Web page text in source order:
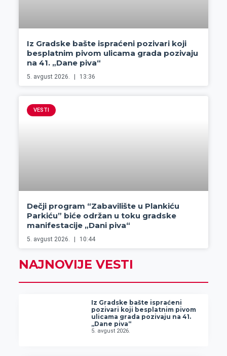
Iz Gradske bašte ispraćeni pozivari koji
besplatnim pivom ulicama grada pozivaju
na 41. „Dane piva“
5. avgust 2026. 13:36
VESTI
Dečji program “Zabavilište u Plankiću
Parkiću” biće održan u toku gradske
manifestacije „Dani piva“
5. avgust 2026. 10:44
NAJNOVIJE VESTI
Iz Gradske bašte ispraćeni
pozivari koji besplatnim pivom
ulicama grada pozivaju na 41.
„Dane piva“
5. avgust 2026.